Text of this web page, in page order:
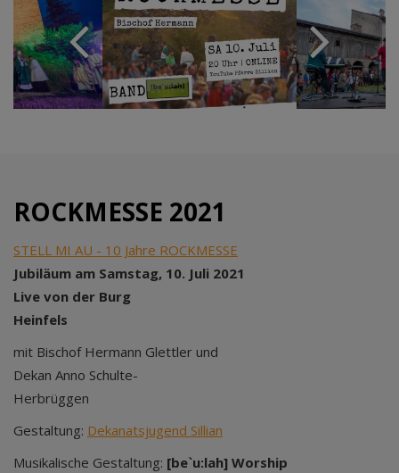
ROCKMESSE 2021
STELL MI AU - 10 Jahre ROCKMESSE
Jubiläum am Samstag, 10. Juli 2021
Live von der Burg
Heinfels
mit Bischof Hermann Glettler und
Dekan Anno Schulte-
Herbrüggen
Gestaltung: Dekanatsjugend Sillian
Musikalische Gestaltung: [be`u:lah] Worship